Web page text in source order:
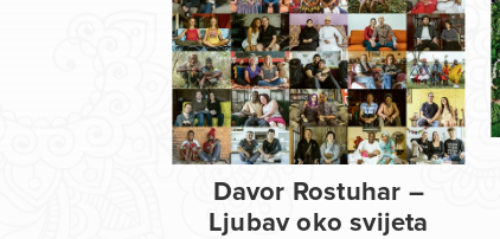
Davor Rostuhar –
Ljubav oko svijeta